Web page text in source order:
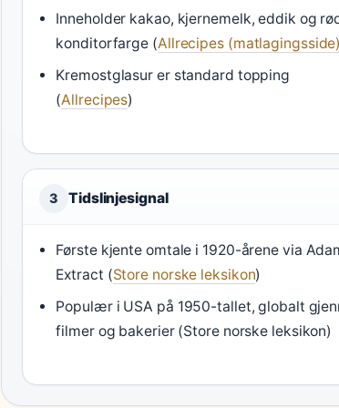
Inneholder kakao, kjernemelk, eddik og
konditorfarge (Allrecipes (matlagingsside)
Kremostglasur er standard topping
(Allrecipes)
3 Tidslinjesignal
Første kjente omtale i 1920-årene via
Extract (Store norske leksikon)
Populær i USA på 1950-tallet, globalt
filmer og bakerier (Store norske leksikon)